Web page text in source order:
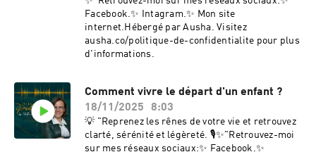
pour plus d'informations.
Facebook.✨ Intagram.✨ Mon site
internet.Hébergé par Ausha. Visitez
ausha.co/politique-de-confidentialite pour plus
d'informations.
Comment vivre le départ d'un enfant ?
18/11/2025
8:03
💡 "Reprenez les rênes de votre vie et retrouvez
clarté, sérénité et légèreté. 🎙️✨"Retrouvez-moi
sur mes réseaux sociaux:✨ Facebook.✨